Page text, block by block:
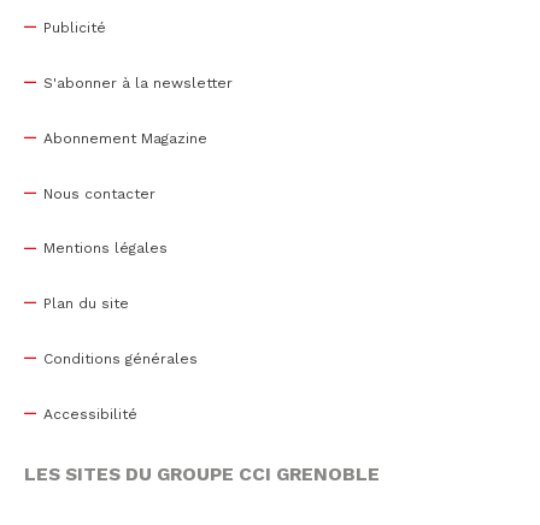
Publicité
S'abonner à la newsletter
Abonnement Magazine
Nous contacter
Mentions légales
Plan du site
Conditions générales
Accessibilité
LES SITES DU GROUPE CCI GRENOBLE